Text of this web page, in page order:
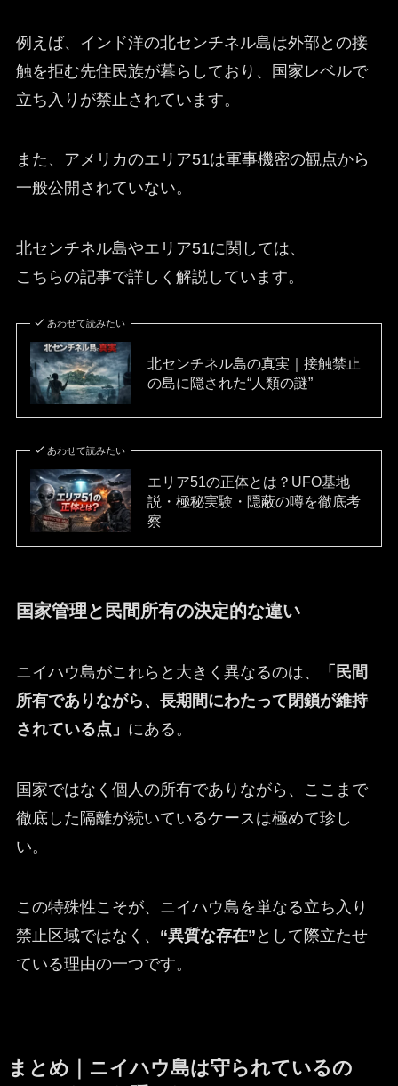
例えば、インド洋の北センチネル島は外部との接
触を拒む先住民族が暮らしており、国家レベルで
立ち入りが禁止されています。
また、アメリカのエリア51は軍事機密の観点から
一般公開されていない。
北センチネル島やエリア51に関しては、
こちらの記事で詳しく解説しています。
あわせて読みたい
北センチネル島の真実｜接触禁止
の島に隠された“人類の謎”
あわせて読みたい
エリア51の正体とは？UFO基地
説・極秘実験・隠蔽の噂を徹底考
察
国家管理と民間所有の決定的な違い
ニイハウ島がこれらと大きく異なるのは、
「民間
所有でありながら、長期間にわたって閉鎖が維持
されている点」 にある。
国家ではなく個人の所有でありながら、ここまで
徹底した隔離が続いているケースは極めて珍し
い。
この特殊性こそが、ニイハウ島を単なる立ち入り
禁止区域ではなく、 “異質な存在” として際立たせ
ている理由の一つです。
まとめ｜ニイハウ島は守られているの